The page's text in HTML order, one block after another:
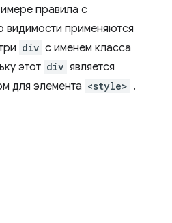
правила с
видимости применяются
div с именем класса
этот div является
для элемента <style> .